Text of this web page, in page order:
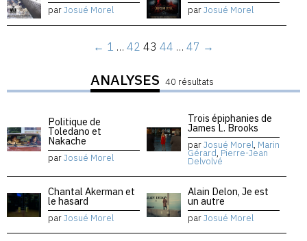
parJosué Morel parJosué Morel
← 1 … 42 43 44 … 47 →
ANALYSES 40 résultats
Politique de
Toledano et
Nakache
parJosué Morel
Trois épiphanies de
James L. Brooks
parJosué Morel, Marin
Gérard, Pierre-Jean
Delvolvé
Chantal Akerman et
le hasard
parJosué Morel
Alain Delon, Je est
un autre
parJosué Morel